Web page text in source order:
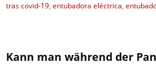
tras covid-19, entubadora eléctrica,
Kann man während der